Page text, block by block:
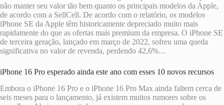
não manter seu valor tão bem quanto os principais modelos da Apple,
de acordo com a SellCell. De acordo com o relatório, os modelos
iPhone SE da Apple têm historicamente depreciado muito mais
rapidamente do que as ofertas mais premium da empresa. O iPhone SE
de terceira geração, lançado em março de 2022, sofreu uma queda
significativa no valor de revenda, perdendo 42,6%…
iPhone 16 Pro esperado ainda este ano com esses 10 novos recursos
Embora o iPhone 16 Pro e o iPhone 16 Pro Max ainda faltem cerca de
seis meses para o lançamento, já existem muitos rumores sobre os